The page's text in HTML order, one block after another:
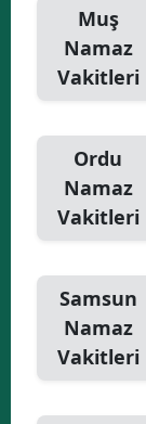
Muş
Namaz
Vakitleri
Ordu
Namaz
Vakitleri
Samsun
Namaz
Vakitleri